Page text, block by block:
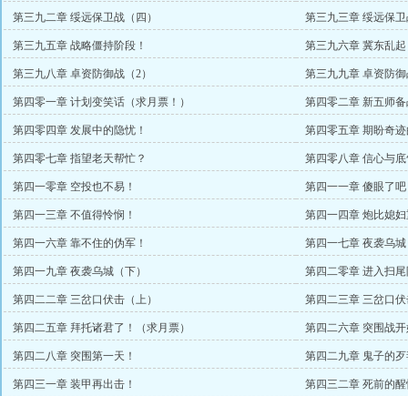
第三九二章 绥远保卫战（四） 第三九三章 绥远保
第三九五章 战略僵持阶段！ 第三九六章 冀东乱起
第三九八章 卓资防御战（2） 第三九九章 卓资防
第四零一章 计划变笑话（求月票！） 第四零二章 新五师
第四零四章 发展中的隐忧！ 第四零五章 期盼奇
第四零七章 指望老天帮忙？ 第四零八章 信心与
第四一零章 空投也不易！ 第四一一章 傻眼了吧
第四一三章 不值得怜悯！ 第四一四章 炮比媳
第四一六章 靠不住的伪军！ 第四一七章 夜袭乌
第四一九章 夜袭乌城（下） 第四二零章 进入扫
第四二二章 三岔口伏击（上） 第四二三章 三岔口
第四二五章 拜托诸君了！（求月票） 第四二六章 突围战
第四二八章 突围第一天！ 第四二九章 鬼子的
第四三一章 装甲再出击！ 第四三二章 死前的